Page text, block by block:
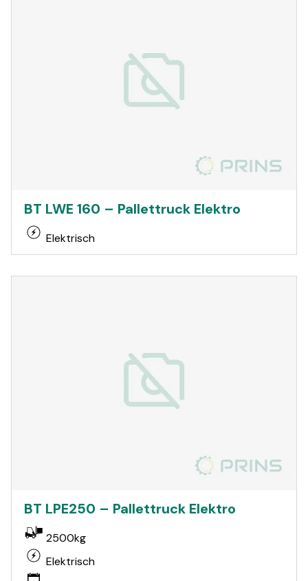
BT LWE 160 – Pallettruck Elektro
Elektrisch
BT LPE250 – Pallettruck Elektro
2500kg
Elektrisch